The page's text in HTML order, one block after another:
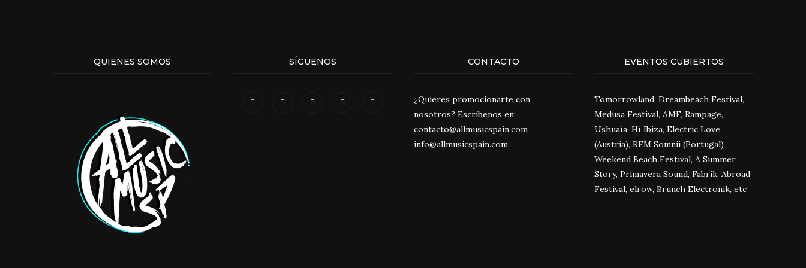
QUIENES SOMOS SÍGUENOS CONTACTO
¿Quieres promocionarte con
nosotros? Escríbenos en:
contacto@allmusicspain.com
info@allmusicspain.com
EVENTOS CUBIERTOS
Tomorrowland, Dreambeach Festival,
Medusa Festival, AMF, Rampage,
Ushuaïa, Hï Ibiza, Electric Love
(Austria), RFM Somnii (Portugal) ,
Weekend Beach Festival, A Summer
Story, Primavera Sound, Fabrik, Abroad
Festival, elrow, Brunch Electronik, etc